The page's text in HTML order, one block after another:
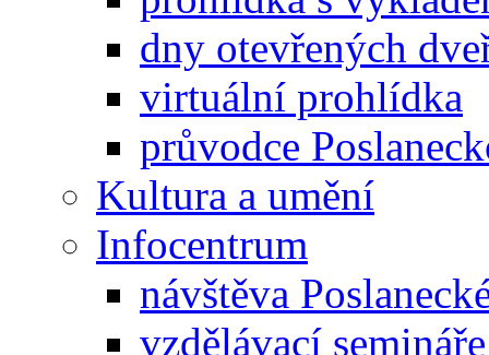
dny otevřených
virtuální prohlídka
průvodce
Kultura a umění
Infocentrum
návštěva
vzdělávací semináře